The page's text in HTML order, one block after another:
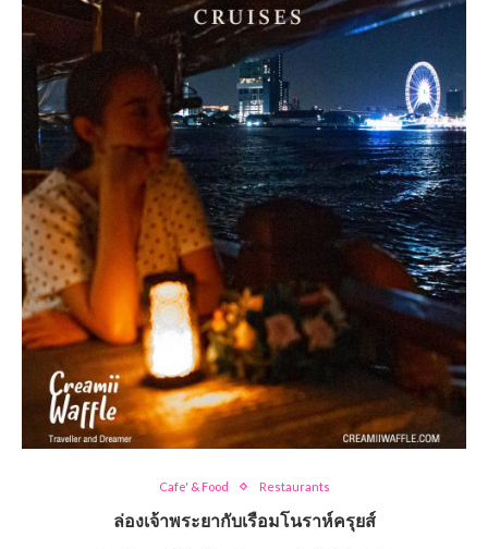
Cafe' & Food Restaurants
ล่องเจ้าพระยากับเรือมโนราห์ครุยส์